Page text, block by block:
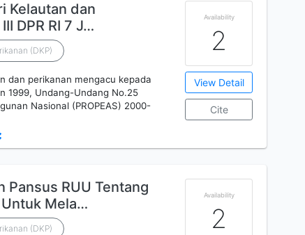
Kelautan dan
DPR RI 7 J…
(DKP)
dan perikanan mengacu kepada
1999, Undang-Undang No.25
Nasional (PROPEAS) 2000-
Availability
2
View Detail
Cite
Pansus RUU Tentang
Mela…
(DKP)
Availability
2